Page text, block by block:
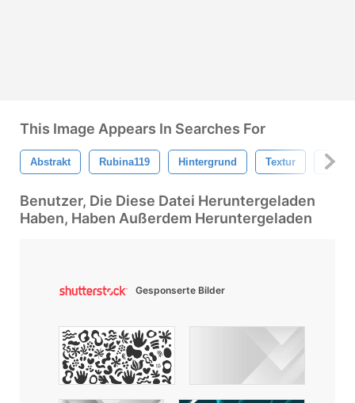
This Image Appears In Searches For
Abstrakt Rubina119 Hintergrund Textur Farbe
Benutzer, Die Diese Datei Heruntergeladen
Haben, Haben Außerdem Heruntergeladen
Gesponserte Bilder